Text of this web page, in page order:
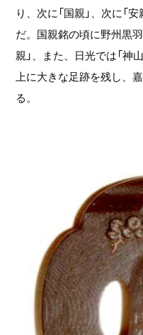
り、次に「国親」、次に「
だ。国親銘の頃に野州黒
親」、また、日光では「神
上に大きな足跡を残し、
る。